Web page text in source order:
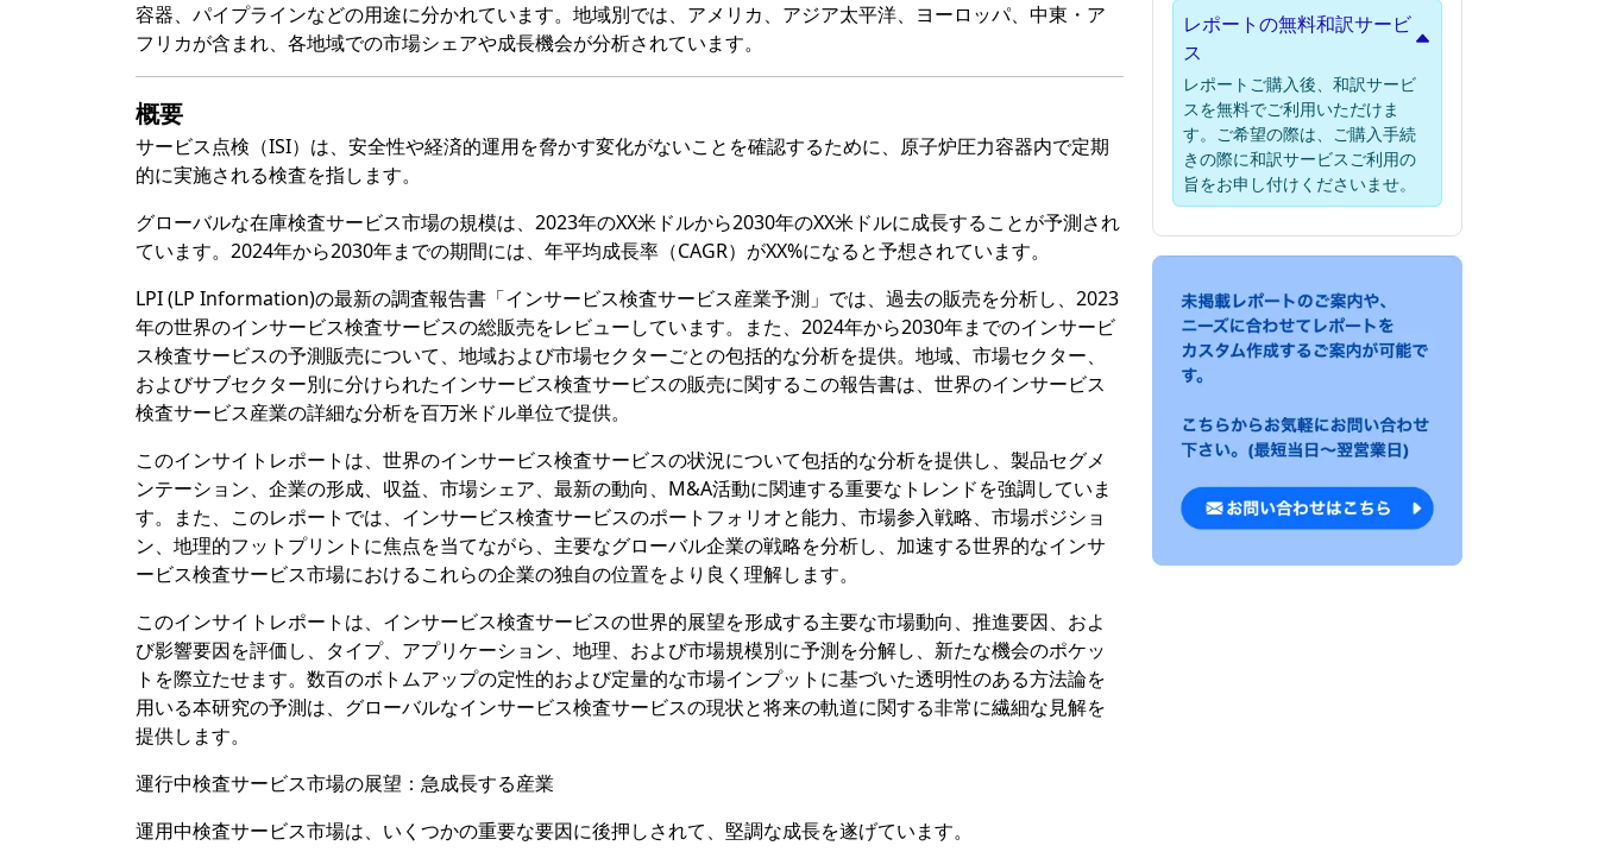
容器、パイプラインなどの用途に分かれています。地域別では、アメリカ、アジア太平洋、ヨーロッパ、中東・ア
フリカが含まれ、各地域での市場シェアや成長機会が分析されています。
概要
サービス点検（ISI）は、安全性や経済的運用を脅かす変化がないことを確認するために、原子炉圧力容器内で定期
的に実施される検査を指します。
グローバルな在庫検査サービス市場の規模は、2023年のXX米ドルから2030年のXX米ドルに成長することが予測され
ています。2024年から2030年までの期間には、年平均成長率（CAGR）がXX%になると予想されています。
LPI (LP Information)の最新の調査報告書「インサービス検査サービス産業予測」では、過去の販売を分析し、2023
年の世界のインサービス検査サービスの総販売をレビューしています。また、2024年から2030年までのインサービ
ス検査サービスの予測販売について、地域および市場セクターごとの包括的な分析を提供。地域、市場セクター、
およびサブセクター別に分けられたインサービス検査サービスの販売に関するこの報告書は、世界のインサービス
検査サービス産業の詳細な分析を百万米ドル単位で提供。
このインサイトレポートは、世界のインサービス検査サービスの状況について包括的な分析を提供し、製品セグメ
ンテーション、企業の形成、収益、市場シェア、最新の動向、M&A活動に関連する重要なトレンドを強調していま
す。また、このレポートでは、インサービス検査サービスのポートフォリオと能力、市場参入戦略、市場ポジショ
ン、地理的フットプリントに焦点を当てながら、主要なグローバル企業の戦略を分析し、加速する世界的なインサ
ービス検査サービス市場におけるこれらの企業の独自の位置をより良く理解します。
このインサイトレポートは、インサービス検査サービスの世界的展望を形成する主要な市場動向、推進要因、およ
び影響要因を評価し、タイプ、アプリケーション、地理、および市場規模別に予測を分解し、新たな機会のポケッ
トを際立たせます。数百のボトムアップの定性的および定量的な市場インプットに基づいた透明性のある方法論を
用いる本研究の予測は、グローバルなインサービス検査サービスの現状と将来の軌道に関する非常に繊細な見解を
提供します。
運行中検査サービス市場の展望：急成長する産業
運用中検査サービス市場は、いくつかの重要な要因に後押しされて、堅調な成長を遂げています。
レポートの無料和訳サービ
ス
レポートご購入後、和訳サービ
スを無料でご利用いただけま
す。ご希望の際は、ご購入手続
きの際に和訳サービスご利用の
旨をお申し付けくださいませ。